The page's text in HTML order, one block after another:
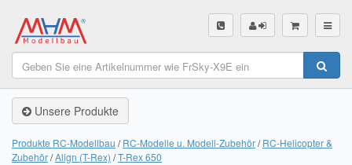
SHOP
Unsere Produkte
Unsere Produkte
Produkte RC-Modellbau RC-Modelle u. Modell-Zubehör RC-Helicopter &
Zubehör Align (T-Rex) T-Rex 650